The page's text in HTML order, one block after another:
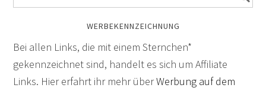
WERBEKENNZEICHNUNG
Bei allen Links, die mit einem Sternchen*
gekennzeichnet sind, handelt es sich um Affiliate
Links. Hier erfahrt ihr mehr überWerbung auf dem